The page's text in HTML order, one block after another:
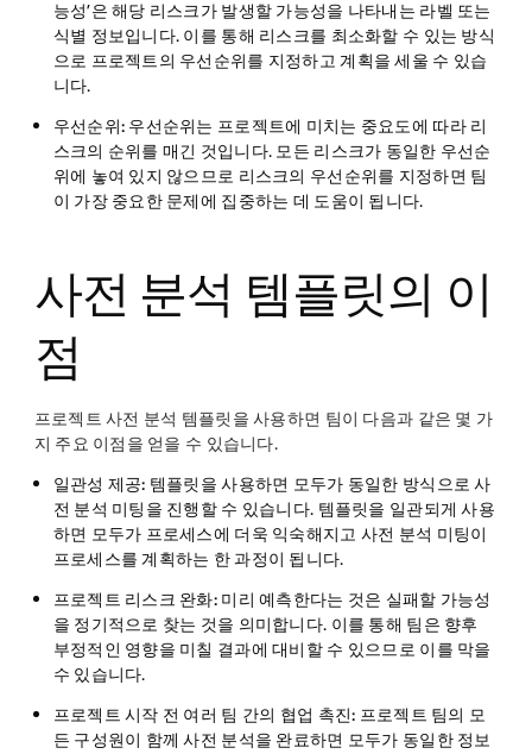
능성’은 해당 리스크가 발생할 가능성을 나타내는 라벨 또는
식별 정보입니다. 이를 통해 리스크를 최소화할 수 있는 방식
으로 프로젝트의 우선순위를 지정하고 계획을 세울 수 있습
니다.
우선순위: 우선순위는 프로젝트에 미치는 중요도에 따라 리
스크의 순위를 매긴 것입니다. 모든 리스크가 동일한 우선순
위에 놓여 있지 않으므로 리스크의 우선순위를 지정하면 팀
이 가장 중요한 문제에 집중하는 데 도움이 됩니다.
사전 분석 템플릿의 이
점
프로젝트 사전 분석 템플릿을 사용하면 팀이 다음과 같은 몇 가
지 주요 이점을 얻을 수 있습니다.
일관성 제공: 템플릿을 사용하면 모두가 동일한 방식으로 사
전 분석 미팅을 진행할 수 있습니다. 템플릿을 일관되게 사용
하면 모두가 프로세스에 더욱 익숙해지고 사전 분석 미팅이
프로세스를 계획하는 한 과정이 됩니다.
프로젝트 리스크 완화: 미리 예측한다는 것은 실패할 가능성
을 정기적으로 찾는 것을 의미합니다. 이를 통해 팀은 향후
부정적인 영향을 미칠 결과에 대비할 수 있으므로 이를 막을
수 있습니다.
프로젝트 시작 전 여러 팀 간의 협업 촉진: 프로젝트 팀의 모
든 구성원이 함께 사전 분석을 완료하면 모두가 동일한 정보